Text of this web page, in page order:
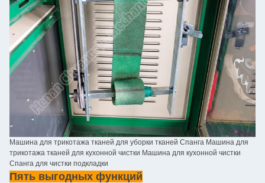
Машина для трикотажа тканей для уборки тканей Спанга Машина для
трикотажа тканей для кухонной чистки Машина для кухонной чистки
Спанга для чистки подкладки
Пять выгодных функций